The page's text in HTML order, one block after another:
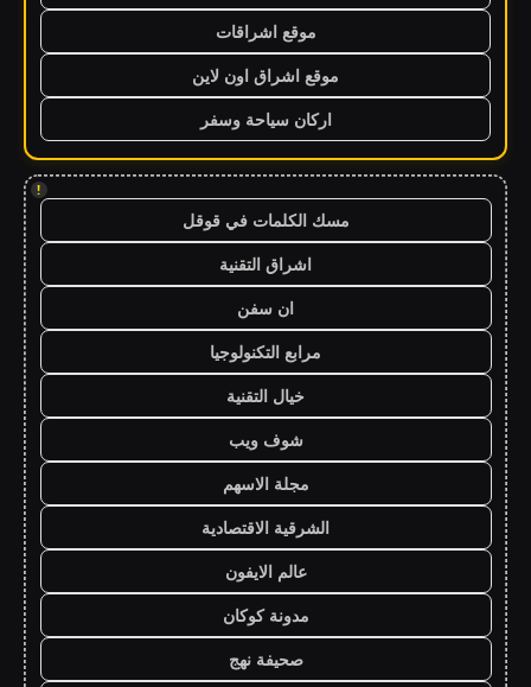
موقع اشراقات
موقع اشراق اون لاين
اركان سياحة وسفر
!
مسك الكلمات في قوقل
اشراق التقنية
ان سفن
مرابع التكنولوجيا
خيال التقنية
شوف ويب
مجلة الاسهم
الشرقية الاقتصادية
عالم الايفون
مدونة كوكان
صحيفة نهج